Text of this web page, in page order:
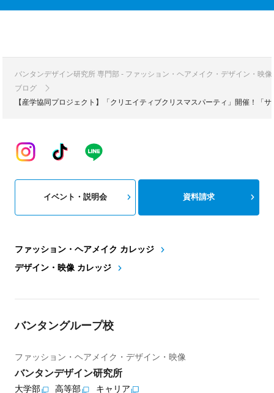
バンタンデザイン研究所 専門部 - ファッション・ヘアメイク・デザイン・映
ブログ
【産学協同プロジェクト】「クリエイティブクリスマスパーティ」開催！「
ファッション・ヘアメイク カレッジ
デザイン・映像 カレッジ
イベント・説明会 資料請求
バンタングループ校
ファッション・ヘアメイク・デザイン・映像
バンタンデザイン研究所
大学部 高等部 キャリア